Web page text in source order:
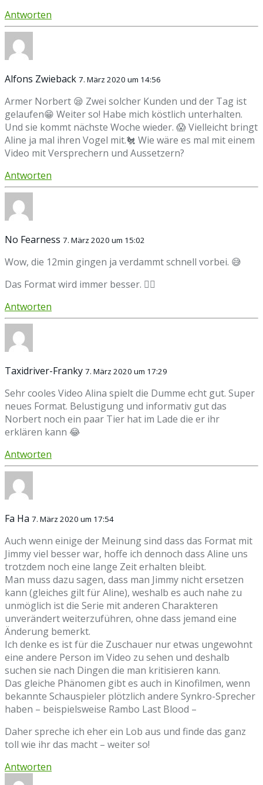
Antworten
Alfons Zwieback 7. März 2020 um 14:56
Armer Norbert 😪 Zwei solcher Kunden und der Tag ist
gelaufen😁 Weiter so! Habe mich köstlich unterhalten.
Und sie kommt nächste Woche wieder. 😱 Vielleicht bringt
Aline ja mal ihren Vogel mit.🐔 Wie wäre es mal mit einem
Video mit Versprechern und Aussetzern?
Antworten
No Fearness 7. März 2020 um 15:02
Wow, die 12min gingen ja verdammt schnell vorbei. 😅
Das Format wird immer besser. ✌🏼
Antworten
Taxidriver-Franky 7. März 2020 um 17:29
Sehr cooles Video Alina spielt die Dumme echt gut. Super
neues Format. Belustigung und informativ gut das
Norbert noch ein paar Tier hat im Lade die er ihr
erklären kann 😂
Antworten
Fa Ha 7. März 2020 um 17:54
Auch wenn einige der Meinung sind dass das Format mit
Jimmy viel besser war, hoffe ich dennoch dass Aline uns
trotzdem noch eine lange Zeit erhalten bleibt.
Man muss dazu sagen, dass man Jimmy nicht ersetzen
kann (gleiches gilt für Aline), weshalb es auch nahe zu
unmöglich ist die Serie mit anderen Charakteren
unverändert weiterzuführen, ohne dass jemand eine
Änderung bemerkt.
Ich denke es ist für die Zuschauer nur etwas ungewohnt
eine andere Person im Video zu sehen und deshalb
suchen sie nach Dingen die man kritisieren kann.
Das gleiche Phänomen gibt es auch in Kinofilmen, wenn
bekannte Schauspieler plötzlich andere Synkro-Sprecher
haben – beispielsweise Rambo Last Blood –
Daher spreche ich eher ein Lob aus und finde das ganz
toll wie ihr das macht – weiter so!
Antworten